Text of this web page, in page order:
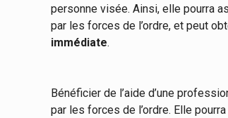
personne visée. Ainsi, elle pourra
par les forces de l’ordre, et peut
immédiate.
Bénéficier de l’aide d’une
par les forces de l’ordre. Elle